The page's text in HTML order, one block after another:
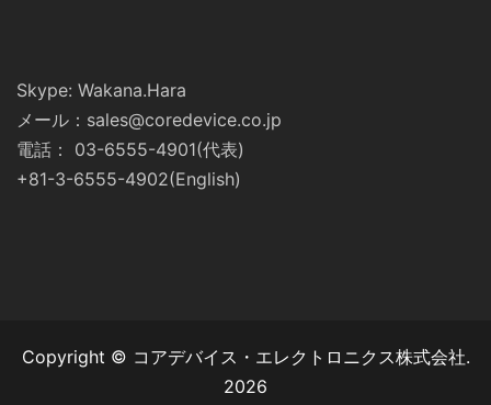
Skype: Wakana.Hara
メール：sales@coredevice.co.jp
電話： 03-6555-4901(代表)
+81-3-6555-4902(English)
Copyright © コアデバイス・エレクトロニクス株式会社.
2026